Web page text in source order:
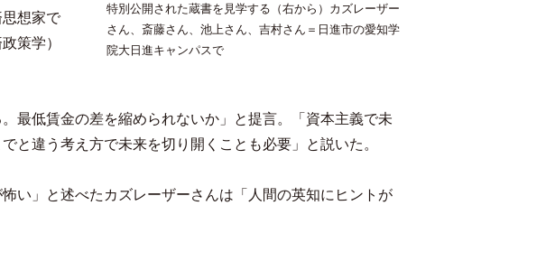
特別公開された蔵書を見学する（右から）カズレーザー
さん、斎藤さん、池上さん、吉村さん＝日進市の愛知学
院大日進キャンパスで
想家で
策学）
最低賃金の差を縮められないか」と提言。「資本主義で未
と違う考え方で未来を切り開くことも必要」と説いた。
い」と述べたカズレーザーさんは「人間の英知にヒントが